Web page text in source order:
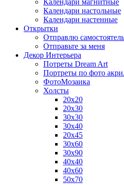
Календари настольные
Календари настенные
Открытки
Отправлю
Отправьте за меня
Декор Интерьера
Потреты Dream Art
Портреты по фото
ФотоМозаика
Холсты
20х20
20х30
30х30
30х40
20х45
30х60
30х90
40х40
40х60
50х70